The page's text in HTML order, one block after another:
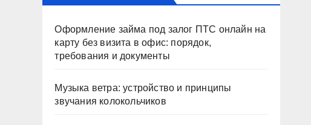
Оформление займа под залог ПТС онлайн на
карту без визита в офис: порядок,
требования и документы
Музыка ветра: устройство и принципы
звучания колокольчиков